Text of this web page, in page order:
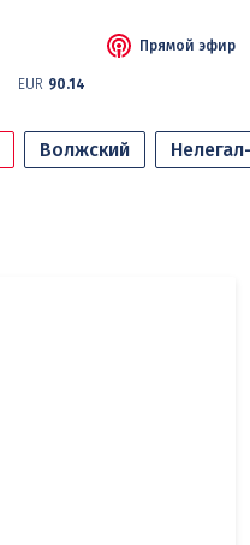
EUR 90.14
Прямой эфир
Волжский